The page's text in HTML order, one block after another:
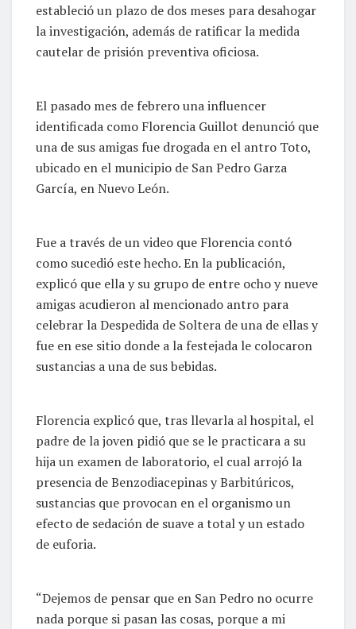
estableció un plazo de dos meses para desahogar
la investigación, además de ratificar la medida
cautelar de prisión preventiva oficiosa.
El pasado mes de febrero una influencer
identificada como Florencia Guillot denunció que
una de sus amigas fue drogada en el antro Toto,
ubicado en el municipio de San Pedro Garza
García, en Nuevo León.
Fue a través de un video que Florencia contó
como sucedió este hecho. En la publicación,
explicó que ella y su grupo de entre ocho y nueve
amigas acudieron al mencionado antro para
celebrar la Despedida de Soltera de una de ellas y
fue en ese sitio donde a la festejada le colocaron
sustancias a una de sus bebidas.
Florencia explicó que, tras llevarla al hospital, el
padre de la joven pidió que se le practicara a su
hija un examen de laboratorio, el cual arrojó la
presencia de Benzodiacepinas y Barbitúricos,
sustancias que provocan en el organismo un
efecto de sedación de suave a total y un estado
de euforia.
“Dejemos de pensar que en San Pedro no ocurre
nada porque si pasan las cosas, porque a mi